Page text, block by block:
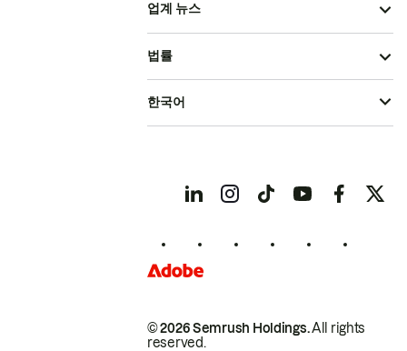
업계 뉴스
© 2026 Semrush Holdings.All rights
reserved.
법률
한국어